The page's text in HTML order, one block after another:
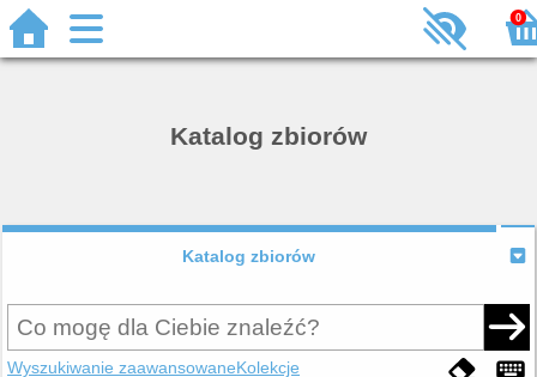
0
Katalog zbiorów
Katalog zbiorów
Wyszukiwanie zaawansowaneKolekcje